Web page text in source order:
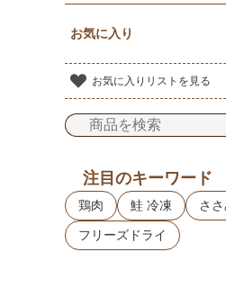
お気に入り
お気に入りリストを見る
注目のキーワード
鶏肉 鮭 冷凍 さ
フリーズドライ